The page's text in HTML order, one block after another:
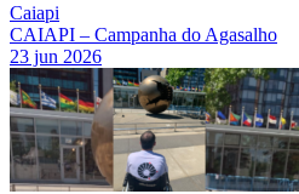
Caiapi
CAIAPI – Campanha do Agasalho
23 jun 2026